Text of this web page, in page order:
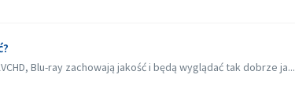
Blu-ray zachowają jakość i będą wyglądać tak dobrze ja...